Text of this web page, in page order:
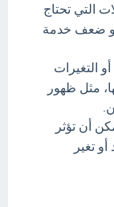
التي تحتاج
أو ضعف خدمة
التغيرات
مثل ظهور
أن تؤثر
تغير